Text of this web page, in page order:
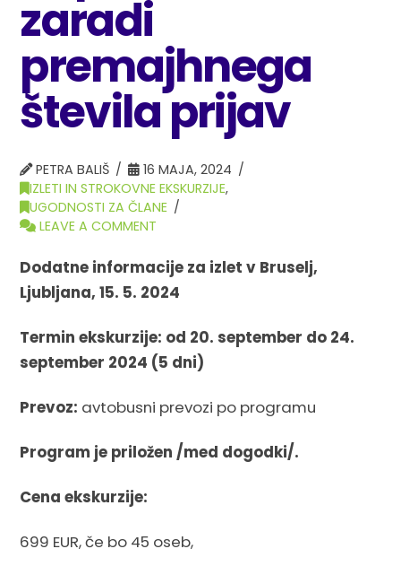
zaradi
premajhnega
števila prijav
PETRA BALIŠ
16 MAJA, 2024
IZLETI IN STROKOVNE EKSKURZIJE,
UGODNOSTI ZA ČLANE
LEAVE A COMMENT
Dodatne informacije za izlet v Bruselj,
Ljubljana, 15. 5. 2024
Termin ekskurzije: od 20. september do 24.
september 2024 (5 dni)
Prevoz: avtobusni prevozi po programu
Program je priložen /med dogodki/.
Cena ekskurzije:
699 EUR, če bo 45 oseb,